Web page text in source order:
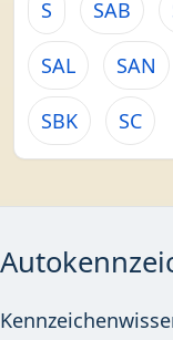
S SAB
SAL SAN
SBK SC